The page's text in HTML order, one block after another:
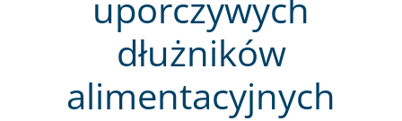
dłużników
alimentacyjnych